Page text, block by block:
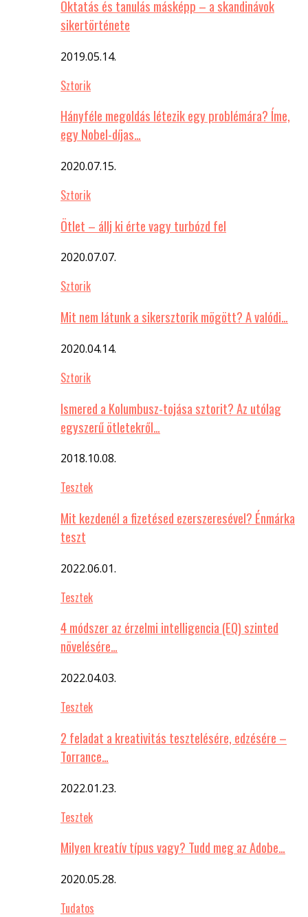
Oktatás és tanulás másképp – a skandinávok
sikertörténete
2019.05.14.
Sztorik
Hányféle megoldás létezik egy problémára? Íme,
egy Nobel-díjas…
2020.07.15.
Sztorik
Ötlet – állj ki érte vagy turbózd fel
2020.07.07.
Sztorik
Mit nem látunk a sikersztorik mögött? A valódi…
2020.04.14.
Sztorik
Ismered a Kolumbusz-tojása sztorit? Az utólag
egyszerű ötletekről…
2018.10.08.
Tesztek
Mit kezdenél a fizetésed ezerszeresével? Énmárka
teszt
2022.06.01.
Tesztek
4 módszer az érzelmi intelligencia (EQ) szinted
növelésére…
2022.04.03.
Tesztek
2 feladat a kreativitás tesztelésére, edzésére –
Torrance…
2022.01.23.
Tesztek
Milyen kreatív típus vagy? Tudd meg az Adobe…
2020.05.28.
Tudatos